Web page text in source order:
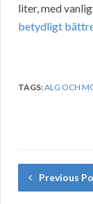
liter, med
betydligt
TAGS:ALG OCH
Previous